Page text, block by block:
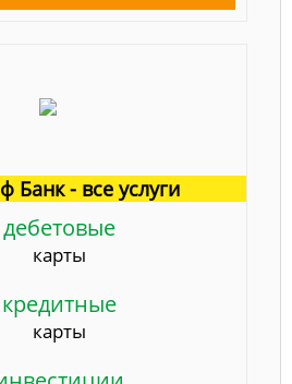
Банк - все услуги
дебетовые
карты
кредитные
карты